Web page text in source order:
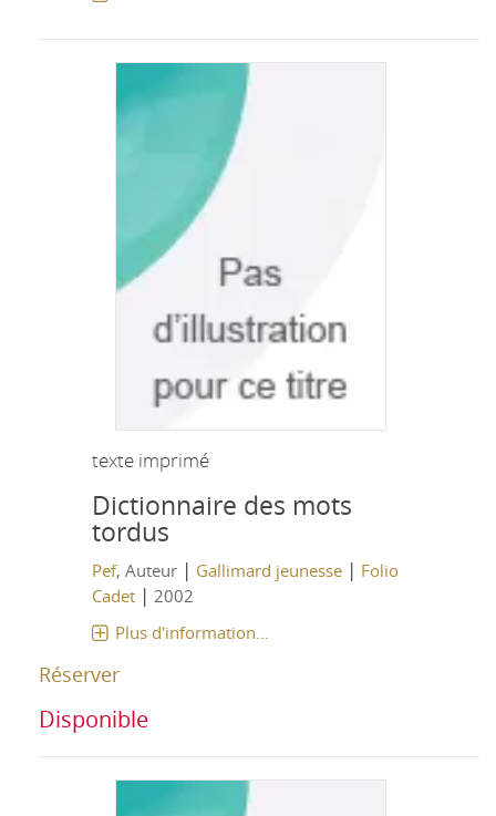
texte imprimé
Dictionnaire des mots
tordus
Pef, Auteur | Gallimard jeunesse| Folio
Cadet| 2002
Plus d'information...
Réserver
Disponible